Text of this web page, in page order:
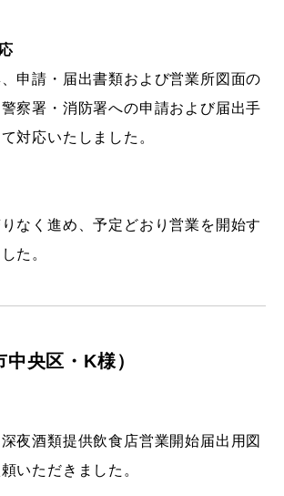
申請・届出書類および営業所図面の
察署・消防署への申請および届出手
対応いたしました。
なく進め、予定どおり営業を開始す
た。
央区・K様）
夜酒類提供飲食店営業開始届出用図
いただきました。